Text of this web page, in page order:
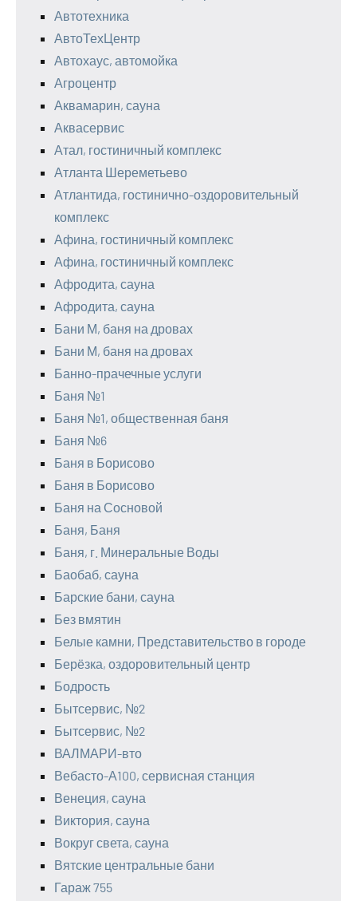
Автотехника
АвтоТехЦентр
Автохаус, автомойка
Агроцентр
Аквамарин, сауна
Аквасервис
Атал, гостиничный комплекс
Атланта Шереметьево
Атлантида, гостинично-оздоровительный
комплекс
Афина, гостиничный комплекс
Афина, гостиничный комплекс
Афродита, сауна
Афродита, сауна
Бани М, баня на дровах
Бани М, баня на дровах
Банно-прачечные услуги
Баня №1
Баня №1, общественная баня
Баня №6
Баня в Борисово
Баня в Борисово
Баня на Сосновой
Баня, Баня
Баня, г. Минеральные Воды
Баобаб, сауна
Барские бани, сауна
Без вмятин
Белые камни, Представительство в городе
Берёзка, оздоровительный центр
Бодрость
Бытсервис, №2
Бытсервис, №2
ВАЛМАРИ-вто
Вебасто-А100, сервисная станция
Венеция, сауна
Виктория, сауна
Вокруг света, сауна
Вятские центральные бани
Гараж 755